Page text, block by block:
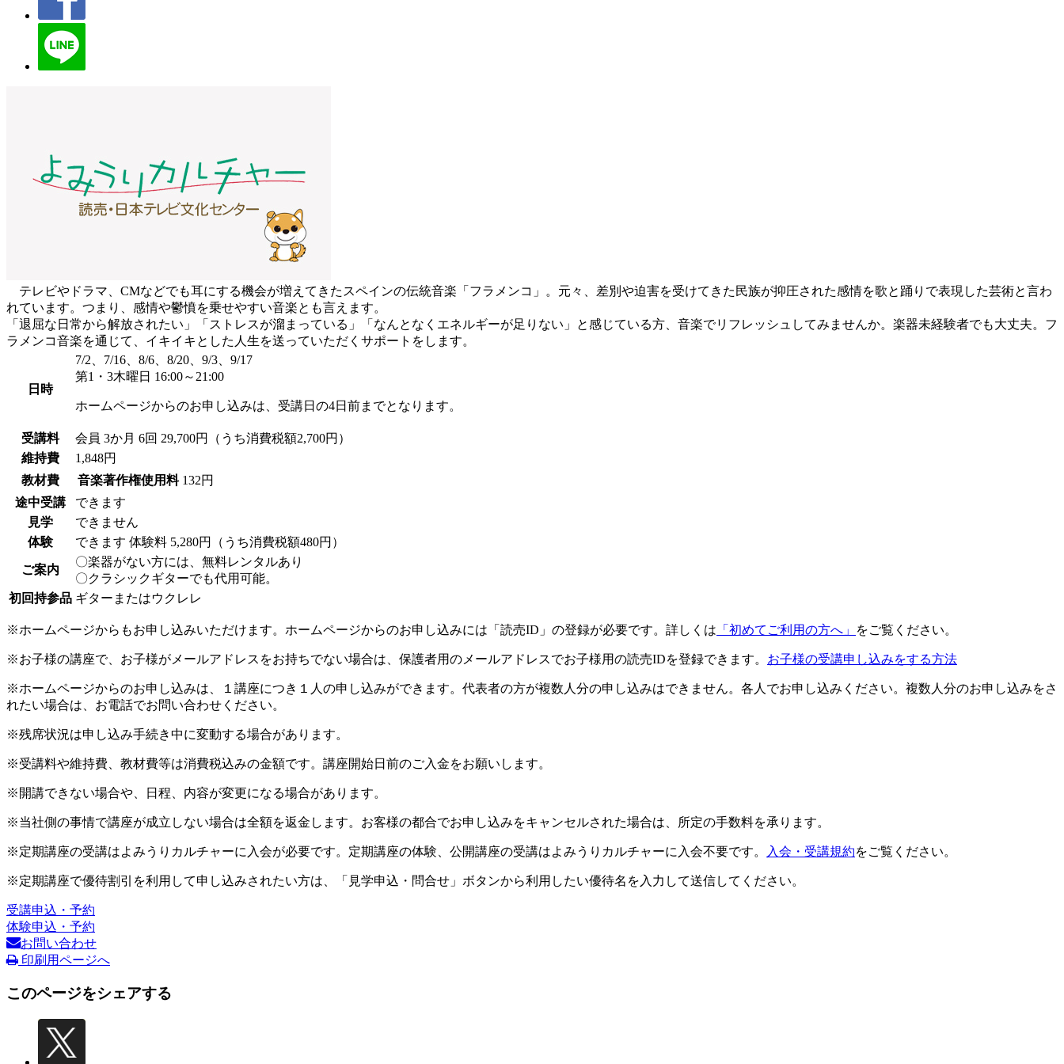
テレビやドラマ、CMなどでも耳にする機会が増えてきたスペインの伝統音楽「フラメンコ」。元々、差別や迫害を受けてきた民族が抑圧された感情を歌と踊りで表現した芸術と言わ
れています。つまり、感情や鬱憤を乗せやすい音楽とも言えます。
「退屈な日常から解放されたい」「ストレスが溜まっている」「なんとなくエネルギーが足りない」と感じている方、音楽でリフレッシュしてみませんか。楽器未経験者でも大丈夫。フ
ラメンコ音楽を通じて、イキイキとした人生を送っていただくサポートをします。
日時
7/2、7/16、8/6、8/20、9/3、9/17
第1・3木曜日 16:00～21:00
ホームページからのお申し込みは、受講日の4日前までとなります。
受講料 会員 3か月 6回 29,700円（うち消費税額2,700円）
維持費
1,848円
教材費
音楽著作権使用料 132円
途中受講
できます
見学
できません
体験
できます 体験料 5,280円（うち消費税額480円）
ご案内
〇楽器がない方には、無料レンタルあり
〇クラシックギターでも代用可能。
初回持参品 ギターまたはウクレレ
※ホームページからもお申し込みいただけます。ホームページからのお申し込みには「読売ID」の登録が必要です。詳しくは 「初めてご利用の方へ」 をご覧ください。
※お子様の講座で、お子様がメールアドレスをお持ちでない場合は、保護者用のメールアドレスでお子様用の読売IDを登録できます。 お子様の受講申し込みをする方法
※ホームページからのお申し込みは、１講座につき１人の申し込みができます。代表者の方が複数人分の申し込みはできません。各人でお申し込みください。複数人分のお申し込みをさ
れたい場合は、お電話でお問い合わせください。
※残席状況は申し込み手続き中に変動する場合があります。
※受講料や維持費、教材費等は消費税込みの金額です。講座開始日前のご入金をお願いします。
※開講できない場合や、日程、内容が変更になる場合があります。
※当社側の事情で講座が成立しない場合は全額を返金します。お客様の都合でお申し込みをキャンセルされた場合は、所定の手数料を承ります。
※定期講座の受講はよみうりカルチャーに入会が必要です。定期講座の体験、公開講座の受講はよみうりカルチャーに入会不要です。 入会・受講規約をご覧ください。
※定期講座で優待割引を利用して申し込みされたい方は、「見学申込・問合せ」ボタンから利用したい優待名を入力して送信してください。
受講申込・予約
体験申込・予約
お問い合わせ
印刷用ページへ
このページをシェアする